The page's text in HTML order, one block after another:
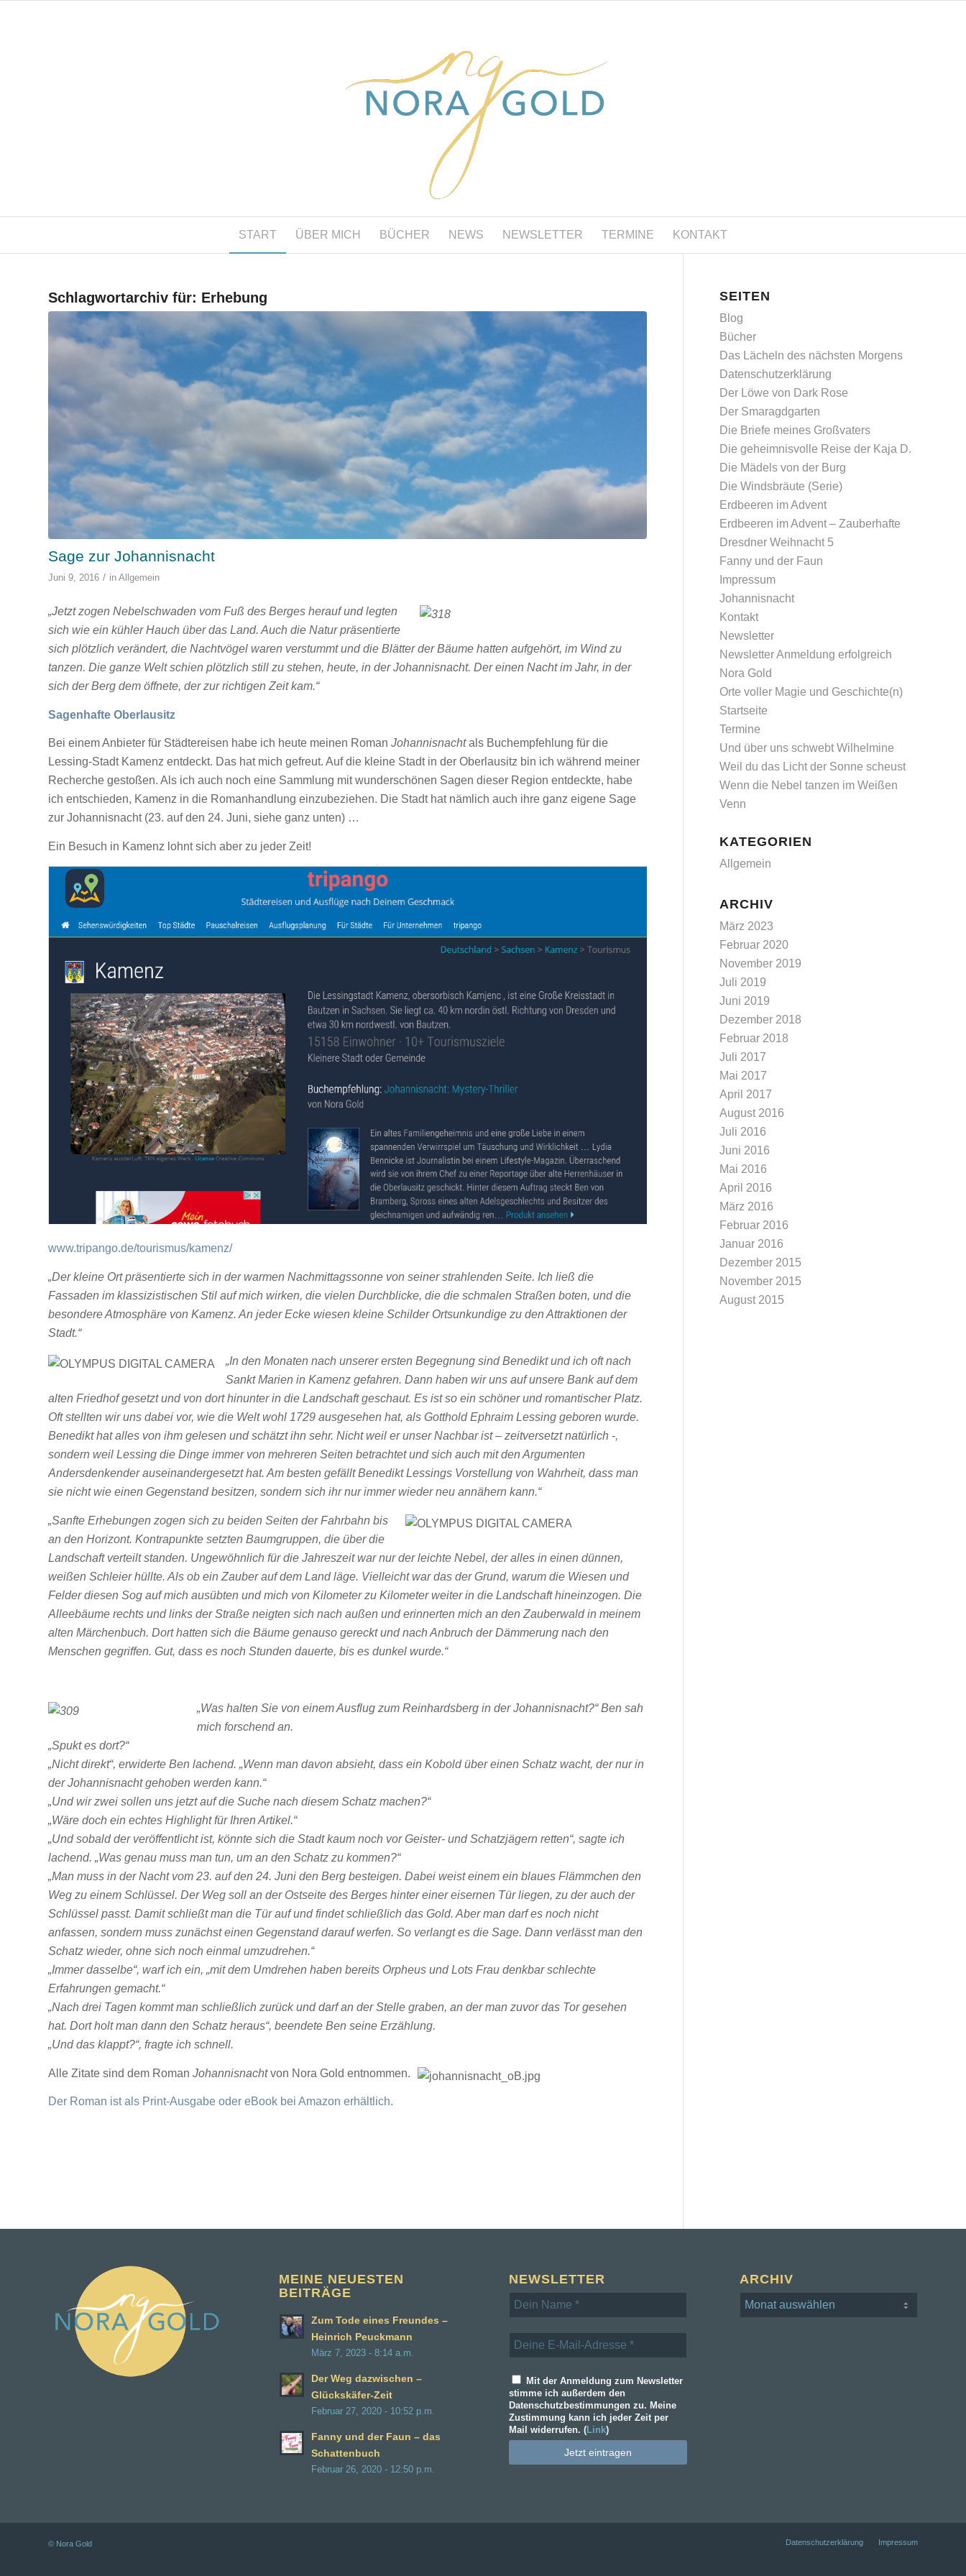
START ÜBER MICH BÜCHER NEWS NEWSLETTER TERMINE KONTAKT
Schlagwortarchiv für: Erhebung
Sage zur Johannisnacht
Juni 9, 2016 / in Allgemein
„Jetzt zogen Nebelschwaden vom Fuß des Berges herauf und legten
sich wie ein kühler Hauch über das Land. Auch die Natur präsentierte
sich plötzlich verändert, die Nachtvögel waren verstummt und die Blätter der Bäume hatten aufgehört, im Wind zu
tanzen. Die ganze Welt schien plötzlich still zu stehen, heute, in der Johannisnacht. Der einen Nacht im Jahr, in der
sich der Berg dem öffnete, der zur richtigen Zeit kam.“
Sagenhafte Oberlausitz
Bei einem Anbieter für Städtereisen habe ich heute meinen Roman Johannisnachtals Buchempfehlung für die
Lessing-Stadt Kamenz entdeckt. Das hat mich gefreut. Auf die kleine Stadt in der Oberlausitz bin ich während meiner
Recherche gestoßen. Als ich auch noch eine Sammlung mit wunderschönen Sagen dieser Region entdeckte, habe
ich entschieden, Kamenz in die Romanhandlung einzubeziehen. Die Stadt hat nämlich auch ihre ganz eigene Sage
zur Johannisnacht (23. auf den 24. Juni, siehe ganz unten) …
Ein Besuch in Kamenz lohnt sich aber zu jeder Zeit!
www.tripango.de/tourismus/kamenz/
„Der kleine Ort präsentierte sich in der warmen Nachmittagssonne von seiner strahlenden Seite. Ich ließ die
Fassaden im klassizistischen Stil auf mich wirken, die vielen Durchblicke, die die schmalen Straßen boten, und die
besondere Atmosphäre von Kamenz. An jeder Ecke wiesen kleine Schilder Ortsunkundige zu den Attraktionen der
Stadt.“
„In den Monaten nach unserer ersten Begegnung sind Benedikt und ich oft nach
Sankt Marien in Kamenz gefahren. Dann haben wir uns auf unsere Bank auf dem
alten Friedhof gesetzt und von dort hinunter in die Landschaft geschaut. Es ist so ein schöner und romantischer Platz.
Oft stellten wir uns dabei vor, wie die Welt wohl 1729 ausgesehen hat, als Gotthold Ephraim Lessing geboren wurde.
Benedikt hat alles von ihm gelesen und schätzt ihn sehr. Nicht weil er unser Nachbar ist – zeitversetzt natürlich -,
sondern weil Lessing die Dinge immer von mehreren Seiten betrachtet und sich auch mit den Argumenten
Andersdenkender auseinandergesetzt hat. Am besten gefällt Benedikt Lessings Vorstellung von Wahrheit, dass man
sie nicht wie einen Gegenstand besitzen, sondern sich ihr nur immer wieder neu annähern kann.“
„Sanfte Erhebungen zogen sich zu beiden Seiten der Fahrbahn bis
an den Horizont. Kontrapunkte setzten Baumgruppen, die über die
Landschaft verteilt standen. Ungewöhnlich für die Jahreszeit war nur der leichte Nebel, der alles in einen dünnen,
weißen Schleier hüllte. Als ob ein Zauber auf dem Land läge. Vielleicht war das der Grund, warum die Wiesen und
Felder diesen Sog auf mich ausübten und mich von Kilometer zu Kilometer weiter in die Landschaft hineinzogen. Die
Alleebäume rechts und links der Straße neigten sich nach außen und erinnerten mich an den Zauberwald in meinem
alten Märchenbuch. Dort hatten sich die Bäume genauso gereckt und nach Anbruch der Dämmerung nach den
Menschen gegriffen. Gut, dass es noch Stunden dauerte, bis es dunkel wurde.“
„Was halten Sie von einem Ausflug zum Reinhardsberg in der Johannisnacht?“ Ben sah
mich forschend an.
„Spukt es dort?“
„Nicht direkt“, erwiderte Ben lachend. „Wenn man davon absieht, dass ein Kobold über einen Schatz wacht, der nur in
der Johannisnacht gehoben werden kann.“
„Und wir zwei sollen uns jetzt auf die Suche nach diesem Schatz machen?“
„Wäre doch ein echtes Highlight für Ihren Artikel.“
„Und sobald der veröffentlicht ist, könnte sich die Stadt kaum noch vor Geister- und Schatzjägern retten“, sagte ich
lachend. „Was genau muss man tun, um an den Schatz zu kommen?“
„Man muss in der Nacht vom 23. auf den 24. Juni den Berg besteigen. Dabei weist einem ein blaues Flämmchen den
Weg zu einem Schlüssel. Der Weg soll an der Ostseite des Berges hinter einer eisernen Tür liegen, zu der auch der
Schlüssel passt. Damit schließt man die Tür auf und findet schließlich das Gold. Aber man darf es noch nicht
anfassen, sondern muss zunächst einen Gegenstand darauf werfen. So verlangt es die Sage. Dann verlässt man den
Schatz wieder, ohne sich noch einmal umzudrehen.“
„Immer dasselbe“, warf ich ein, „mit dem Umdrehen haben bereits Orpheus und Lots Frau denkbar schlechte
Erfahrungen gemacht.“
„Nach drei Tagen kommt man schließlich zurück und darf an der Stelle graben, an der man zuvor das Tor gesehen
hat. Dort holt man dann den Schatz heraus“, beendete Ben seine Erzählung.
„Und das klappt?“, fragte ich schnell.
Alle Zitate sind dem Roman Johannisnachtvon Nora Gold entnommen.
Der Roman ist als Print-Ausgabe oder eBook bei Amazon erhältlich.
SEITEN
Blog
Bücher
Das Lächeln des nächsten Morgens
Datenschutz­erklärung
Der Löwe von Dark Rose
Der Smaragdgarten
Die Briefe meines Großvaters
Die geheimnisvolle Reise der Kaja D.
Die Mädels von der Burg
Die Windsbräute (Serie)
Erdbeeren im Advent
Erdbeeren im Advent – Zauberhafte
Dresdner Weihnacht 5
Fanny und der Faun
Impressum
Johannisnacht
Kontakt
Newsletter
Newsletter Anmeldung erfolgreich
Nora Gold
Orte voller Magie und Geschichte(n)
Startseite
Termine
Und über uns schwebt Wilhelmine
Weil du das Licht der Sonne scheust
Wenn die Nebel tanzen im Weißen
Venn
KATEGORIEN
Allgemein
ARCHIV
März 2023
Februar 2020
November 2019
Juli 2019
Juni 2019
Dezember 2018
Februar 2018
Juli 2017
Mai 2017
April 2017
August 2016
Juli 2016
Juni 2016
Mai 2016
April 2016
März 2016
Februar 2016
Januar 2016
Dezember 2015
November 2015
August 2015
MEINE NEUESTEN
BEITRÄGE
Zum Tode eines Freundes –
Heinrich Peuckmann
März 7, 2023 - 8:14 a.m.
Der Weg dazwischen –
Glückskäfer-Zeit
Februar 27, 2020 - 10:52 p.m.
Fanny und der Faun – das
Schattenbuch
Februar 26, 2020 - 12:50 p.m.
NEWSLETTER
Mit der Anmeldung zum Newsletter
stimme ich außerdem den
Datenschutzbestimmungen zu. Meine
Zustimmung kann ich jeder Zeit per
Mail widerrufen. ( Link)
ARCHIV
© Nora Gold Datenschutz­erklärung Impressum